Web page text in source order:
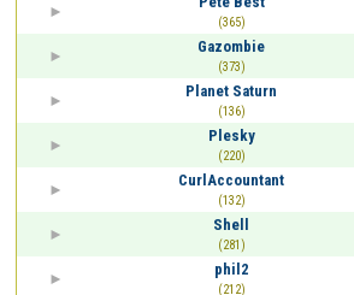
(365)
Gazombie
(373)
Planet Saturn
(136)
Plesky
(220)
CurlAccountant
(132)
Shell
(281)
phil2
(212)